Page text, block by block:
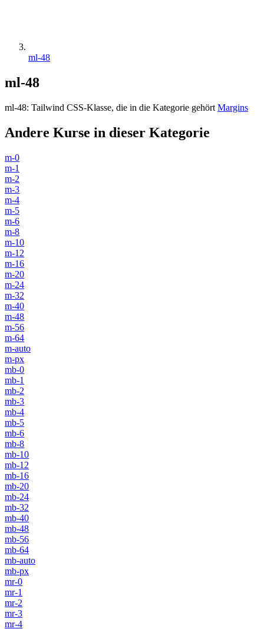
ml-48
ml-48
ml-48: Tailwind CSS-Klasse, die in die Kategorie gehört Margins
Andere Kurse in dieser Kategorie
m-0
m-1
m-2
m-3
m-4
m-5
m-6
m-8
m-10
m-12
m-16
m-20
m-24
m-32
m-40
m-48
m-56
m-64
m-auto
m-px
mb-0
mb-1
mb-2
mb-3
mb-4
mb-5
mb-6
mb-8
mb-10
mb-12
mb-16
mb-20
mb-24
mb-32
mb-40
mb-48
mb-56
mb-64
mb-auto
mb-px
mr-0
mr-1
mr-2
mr-3
mr-4